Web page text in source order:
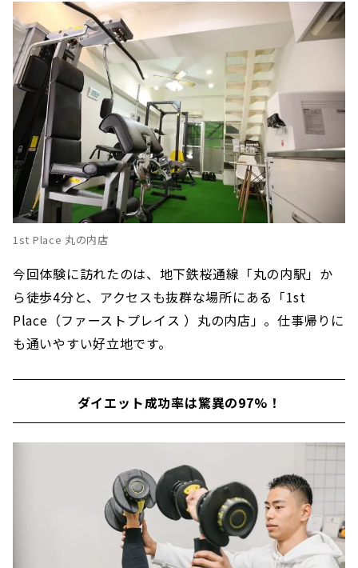
完全オーダーメイドのトレーニング
気になるコース＆料金をご紹介
無料カウンセリングを受けよう！
キャンペーン
1st Place 丸の内店
今回体験に訪れたのは、地下鉄桜通線「丸の内駅」か
ら徒歩4分と、アクセスも抜群な場所にある「1st
Place（ファーストプレイス ）丸の内店」。仕事帰りに
も通いやすい好立地です。
ダイエット成功率は驚異の97%！